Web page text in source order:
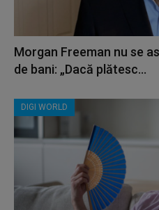
Morgan Freeman nu se
de bani: „Dacă plătesc...
DIGI WORLD